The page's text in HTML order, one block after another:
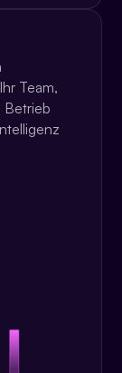
Team,
Betrieb